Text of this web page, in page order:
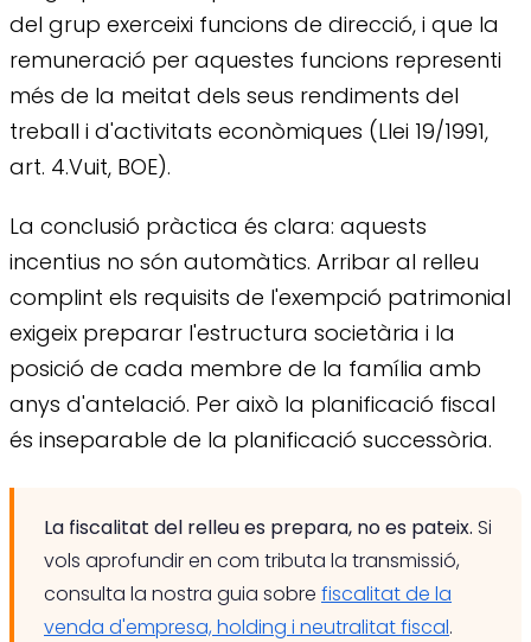
del grup exerceixi funcions de direcció, i que la
remuneració per aquestes funcions representi
més de la meitat dels seus rendiments del
treball i d'activitats econòmiques (Llei 19/1991,
art. 4.Vuit, BOE).
La conclusió pràctica és clara: aquests
incentius no són automàtics. Arribar al relleu
complint els requisits de l'exempció patrimonial
exigeix preparar l'estructura societària i la
posició de cada membre de la família amb
anys d'antelació. Per això la planificació fiscal
és inseparable de la planificació successòria.
La fiscalitat del relleu es prepara, no es pateix. Si
vols aprofundir en com tributa la transmissió,
consulta la nostra guia sobre fiscalitat de la
venda d'empresa, holding i neutralitat fiscal.